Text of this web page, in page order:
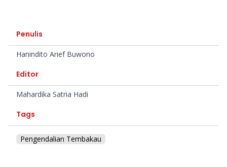
Penulis
Hanindito Arief Buwono
Editor
Mahardika Satria Hadi
Tags
Pengendalian Tembakau